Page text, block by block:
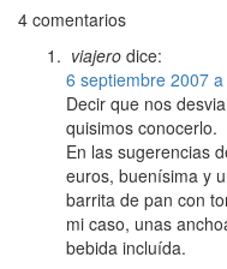
4 comentarios
viajero dice:
6 septiembre 2007
Decir que nos
quisimos conocerlo.
En las sugerencias
euros, buenísima y
barrita de pan con
mi caso, unas
bebida incluída.